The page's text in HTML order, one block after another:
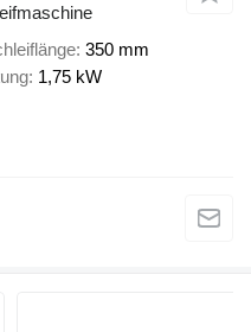
350 mm
1,75 kW